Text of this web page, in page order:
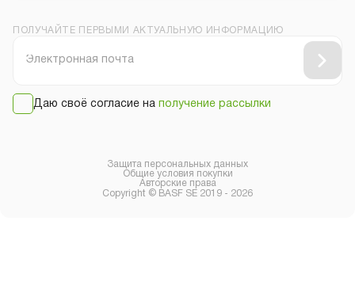
ПОЛУЧАЙТЕ ПЕРВЫМИ АКТУАЛЬНУЮ ИНФОРМАЦИЮ
Даю своё согласие на получение рассылки
Copyright © BASF SE 2019 - 2026
Защита персональных данных
Общие условия покупки
Авторские права